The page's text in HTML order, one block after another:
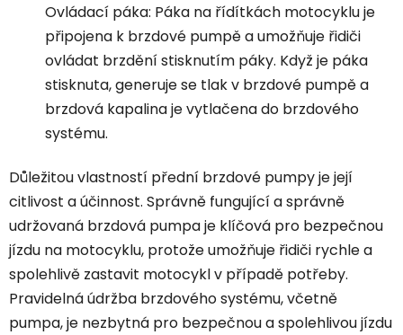
Ovládací páka: Páka na řídítkách motocyklu je
připojena k brzdové pumpě a umožňuje řidiči
ovládat brzdění stisknutím páky. Když je páka
stisknuta, generuje se tlak v brzdové pumpě a
brzdová kapalina je vytlačena do brzdového
systému.
Důležitou vlastností přední brzdové pumpy je její
citlivost a účinnost. Správně fungující a správně
udržovaná brzdová pumpa je klíčová pro bezpečnou
jízdu na motocyklu, protože umožňuje řidiči rychle a
spolehlivě zastavit motocykl v případě potřeby.
Pravidelná údržba brzdového systému, včetně
pumpa, je nezbytná pro bezpečnou a spolehlivou jízdu